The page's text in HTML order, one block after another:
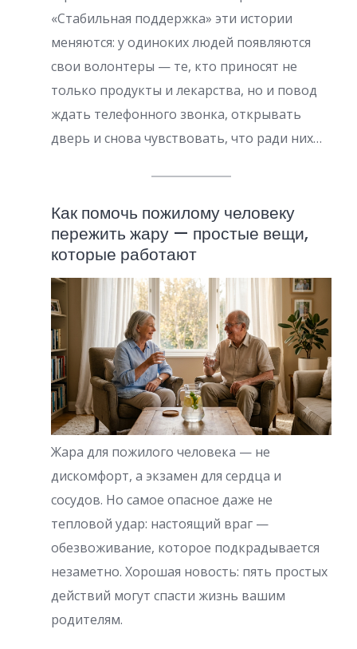
е
й
«Стабильная поддержка» эти истории
меняются: у одиноких людей появляются
свои волонтеры — те, кто приносят не
только продукты и лекарства, но и повод
ждать телефонного звонка, открывать
дверь и снова чувствовать, что ради них…
Как помочь пожилому человеку
пережить жару — простые вещи,
которые работают
Жара для пожилого человека — не
дискомфорт, а экзамен для сердца и
сосудов. Но самое опасное даже не
тепловой удар: настоящий враг —
обезвоживание, которое подкрадывается
незаметно. Хорошая новость: пять простых
действий могут спасти жизнь вашим
родителям.